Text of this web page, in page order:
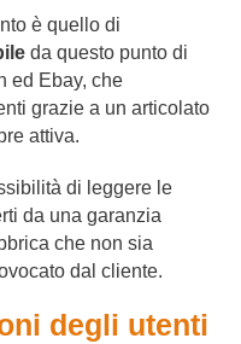
è quello di
da questo punto di
ed Ebay, che
grazie a un articolato
attiva.
di leggere le
da una garanzia
che non sia
dal cliente.
degli utenti